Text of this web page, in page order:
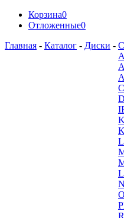
Корзина0
Отложенные0
Главная - Каталог - Диски -